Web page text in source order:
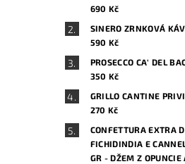
690 Kč
SINERO ZRNKOVÁ
590 Kč
PROSECCO CA' DEL
350 Kč
GRILLO CANTINE
270 Kč
CONFETTURA EXTRA
FICHIDINDIA E
GR - DŽEM Z